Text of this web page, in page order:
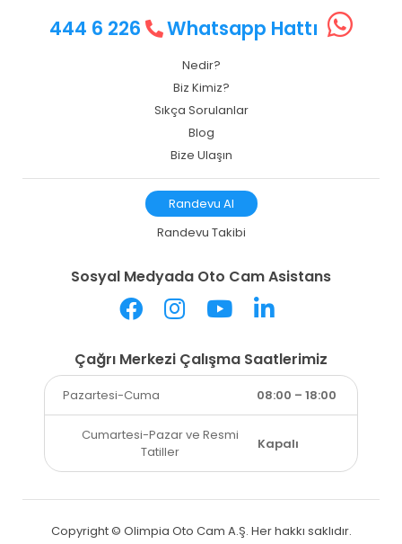
444 6 226 Whatsapp Hattı
Nedir?
Biz Kimiz?
Sıkça Sorulanlar
Blog
Bize Ulaşın
Randevu Al
Randevu Takibi
Sosyal Medyada Oto Cam Asistans
Çağrı Merkezi Çalışma Saatlerimiz
Pazartesi-Cuma 08:00 – 18:00
Cumartesi-Pazar ve Resmi
Tatiller
Kapalı
Copyright © Olimpia Oto Cam A.Ş. Her hakkı saklıdır.